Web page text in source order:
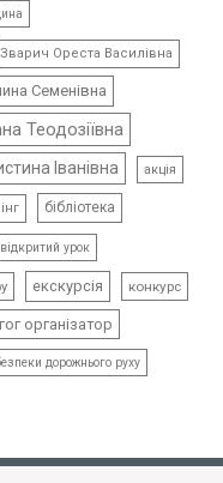
Зварич Ореста Василівна
Семенівна
Теодозіївна
Іванівна акція
бібліотека
відкритий урок
екскурсія конкурс
організатор
дорожнього руху